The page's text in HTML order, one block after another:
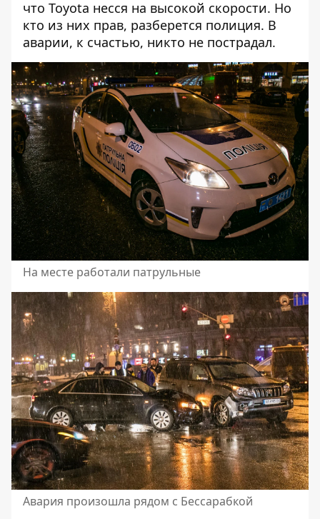
что Toyota несся на высокой скорости. Но
кто из них прав, разберется полиция. В
аварии, к счастью, никто не пострадал.
На месте работали патрульные
Авария произошла рядом с Бессарабкой